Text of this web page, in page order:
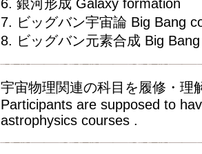
6. 銀河形成 Galaxy formation
7. ビッグバン宇宙論 Big Bang
8. ビッグバン元素合成 Big
宇宙物理関連の科目を履修・理
Participants are supposed to
astrophysics courses .